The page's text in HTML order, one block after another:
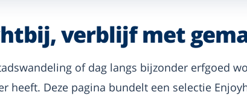
verblijf met
of dag langs bijzonder erfgoed
heeft. Deze pagina bundelt een selectie